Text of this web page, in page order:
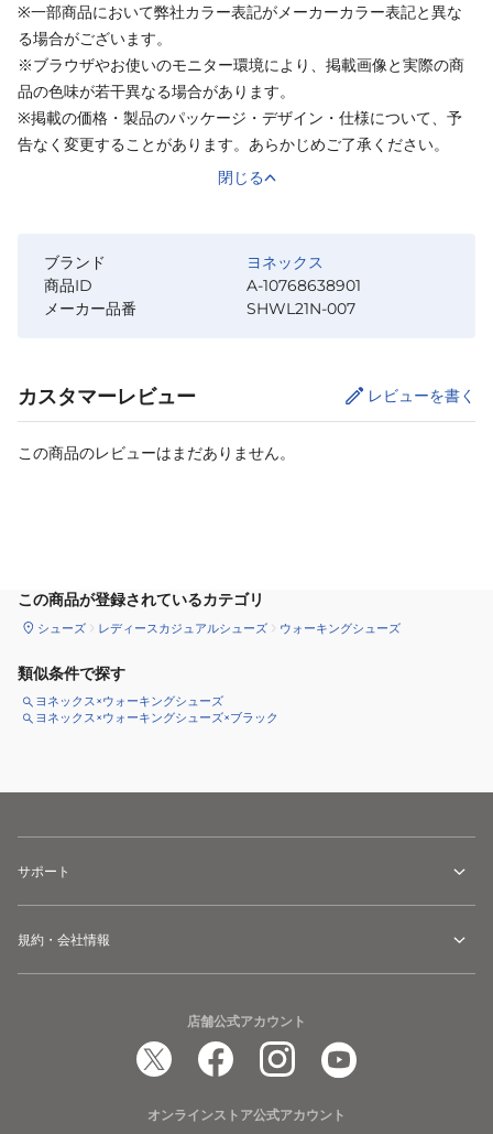
※一部商品において弊社カラー表記がメーカーカラー表記と異な
る場合がございます。
※ブラウザやお使いのモニター環境により、掲載画像と実際の商
品の色味が若干異なる場合があります。
※掲載の価格・製品のパッケージ・デザイン・仕様について、予
告なく変更することがあります。あらかじめご了承ください。
閉じる
ブランド
ヨネックス
商品ID
A-10768638901
メーカー品番
SHWL21N-007
カスタマーレビュー レビューを書く
この商品のレビューはまだありません。
この商品が登録されているカテゴリ
シューズ レディースカジュアルシューズ ウォーキングシューズ
類似条件で探す
ヨネックス×ウォーキングシューズ
ヨネックス×ウォーキングシューズ×ブラック
サポート
規約・会社情報
店舗公式アカウント
オンラインストア公式アカウント